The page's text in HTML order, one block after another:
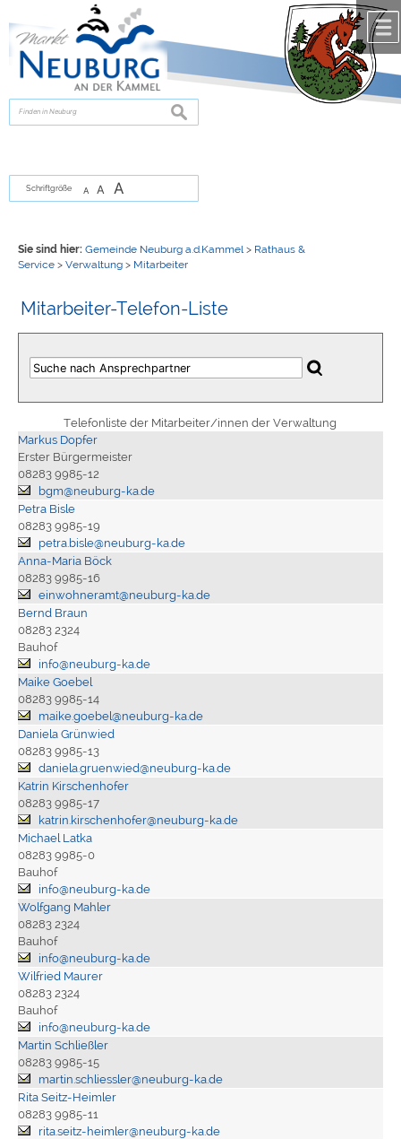
zur Navigationoder
springen.
suchen
Schriftgröße A A A
Sie sind hier: Gemeinde Neuburg a.d.Kammel > Rathaus &
Service> Verwaltung> Mitarbeiter
Mitarbeiter-Telefon-Liste
Telefonliste der Mitarbeiter/innen der Verwaltung
Markus Dopfer
Erster Bürgermeister
08283 9985-12
bgm@neuburg-ka.de
Petra Bisle
08283 9985-19
petra.bisle@neuburg-ka.de
Anna-Maria Böck
08283 9985-16
einwohneramt@neuburg-ka.de
Bernd Braun
08283 2324
Bauhof
info@neuburg-ka.de
Maike Goebel
08283 9985-14
maike.goebel@neuburg-ka.de
Daniela Grünwied
08283 9985-13
daniela.gruenwied@neuburg-ka.de
Katrin Kirschenhofer
08283 9985-17
katrin.kirschenhofer@neuburg-ka.de
Michael Latka
08283 9985-0
Bauhof
info@neuburg-ka.de
Wolfgang Mahler
08283 2324
Bauhof
info@neuburg-ka.de
Wilfried Maurer
08283 2324
Bauhof
info@neuburg-ka.de
Martin Schließler
08283 9985-15
martin.schliessler@neuburg-ka.de
Rita Seitz-Heimler
08283 9985-11
rita.seitz-heimler@neuburg-ka.de